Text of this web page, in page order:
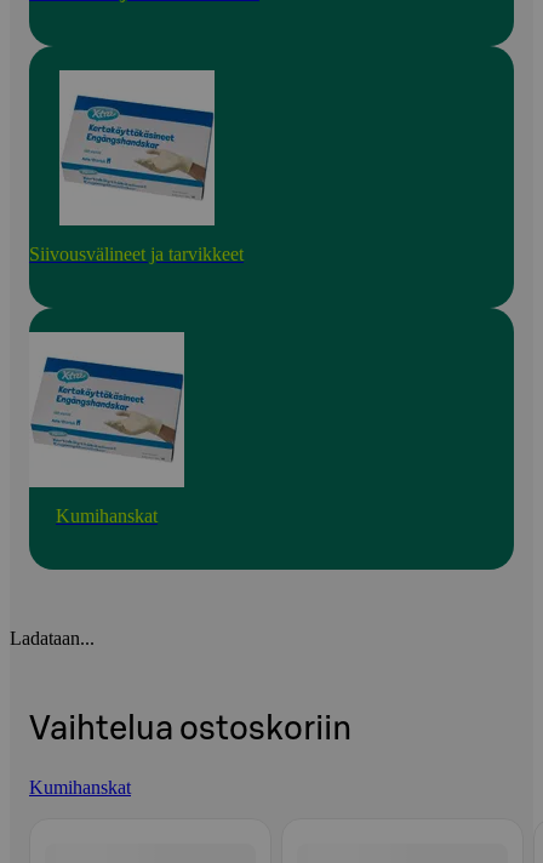
Siivousvälineet ja tarvikkeet
Kumihanskat
Ladataan...
Vaihtelua ostoskoriin
Kumihanskat